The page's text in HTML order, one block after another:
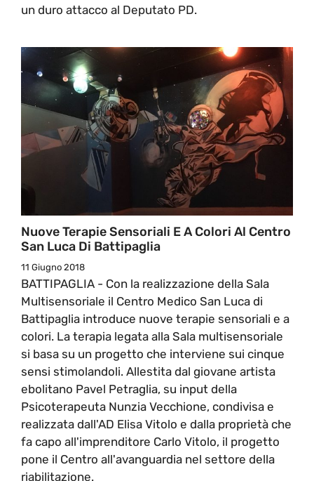
un duro attacco al Deputato PD.
Nuove Terapie Sensoriali E A Colori Al Centro
San Luca Di Battipaglia
11 Giugno 2018
BATTIPAGLIA - Con la realizzazione della Sala
Multisensoriale il Centro Medico San Luca di
Battipaglia introduce nuove terapie sensoriali e a
colori. La terapia legata alla Sala multisensoriale
si basa su un progetto che interviene sui cinque
sensi stimolandoli. Allestita dal giovane artista
ebolitano Pavel Petraglia, su input della
Psicoterapeuta Nunzia Vecchione, condivisa e
realizzata dall'AD Elisa Vitolo e dalla proprietà che
fa capo all'imprenditore Carlo Vitolo, il progetto
pone il Centro all'avanguardia nel settore della
riabilitazione.